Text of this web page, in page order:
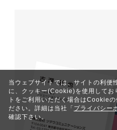
当ウェブサイトでは、サイトの利便
に、クッキー(Cookie)を使用してお
トをご利用いただく場合はCookieの
ださい。詳細は当社「 プライバシー
確認下さい。